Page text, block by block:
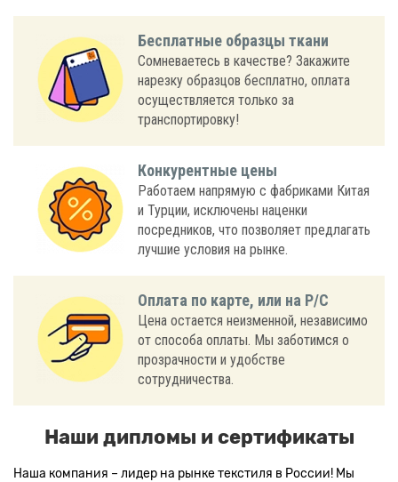
Бесплатные образцы ткани
Сомневаетесь в качестве? Закажите
нарезку образцов бесплатно, оплата
осуществляется только за
транспортировку!
Конкурентные цены
Работаем напрямую с фабриками Китая
и Турции, исключены наценки
посредников, что позволяет предлагать
лучшие условия на рынке.
Оплата по карте, или на Р/С
Цена остается неизменной, независимо
от способа оплаты. Мы заботимся о
прозрачности и удобстве
сотрудничества.
Наши дипломы и сертификаты
Наша компания – лидер на рынке текстиля в России! Мы